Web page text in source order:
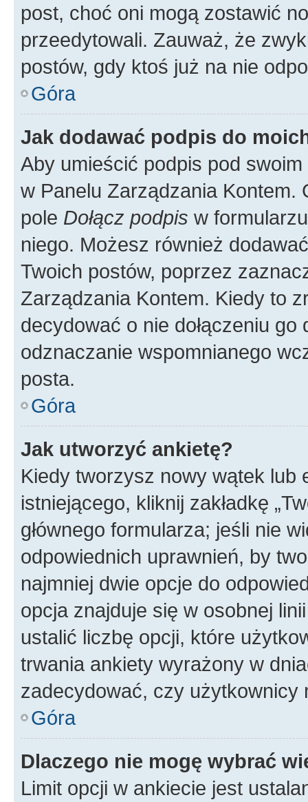
post, choć oni mogą zostawić
przeedytowali. Zauważ, że
postów, gdy ktoś już na nie
Góra
Jak dodawać podpis do
Aby umieścić podpis pod
w Panelu Zarządzania
pole Dołącz podpis w
niego. Możesz również
Twoich postów, poprzez
Zarządzania Kontem. Kiedy to
decydować o nie dołączeniu
odznaczanie wspomnianego
posta.
Góra
Jak utworzyć ankietę?
Kiedy tworzysz nowy wątek lub
istniejącego, kliknij zakładkę
głównego formularza; jeśli nie
odpowiednich uprawnień, by
najmniej dwie opcje do
opcja znajduje się w osobnej
ustalić liczbę opcji, które
trwania ankiety wyrażony w
zadecydować, czy użytkownicy
Góra
Dlaczego nie mogę wybrać
Limit opcji w ankiecie jest